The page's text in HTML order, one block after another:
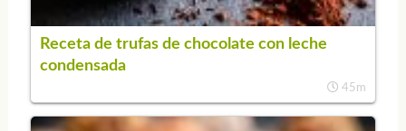
Receta de trufas de chocolate con leche
condensada
45m